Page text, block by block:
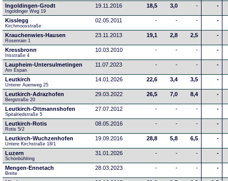
Ingoldingen-Grodt
Ingoldinger Weg 19
19.11.2016 18,5 3,0 - -
Kisslegg
Kirchmoosstraße
02.05.2011 - - - -
Krauchenwies-Hausen
Rosenrain 1
23.11.2013 19,1 2,8 2,5 -
Kressbronn
Irisstraße 4
10.03.2010 - - - -
Laupheim-Untersulmetingen
Am Espan
11.07.2023 - - - -
Leutkirch
Unterer Auenweg 25
14.01.2026 22,6 3,4 3,5 -
Leutkirch-Adrazhofen
Bergstraße 20
29.03.2022 26,5 7,0 8,4 -
Leutkirch-Ottmannshofen
Spitalriedstraße 5
27.07.2012 - - - -
Leutkirch-Rotis
Rotis 5/2
08.05.2016 - - - -
Leutkirch-Wuchzenhofen
Untere Kirchstraße 18/1
19.09.2016 28,8 5,8 6,5 -
Luzern
Schönbühlring
31.01.2026 - - - -
Mengen-Ennetach
Breite
28.03.2023 - - - -